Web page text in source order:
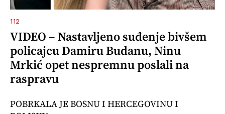
112
VIDEO – Nastavljeno suđenje bivšem
policajcu Damiru Budanu, Ninu
Mrkić opet nespremnu poslali na
raspravu
POBRKALA JE BOSNU I HERCEGOVINU I